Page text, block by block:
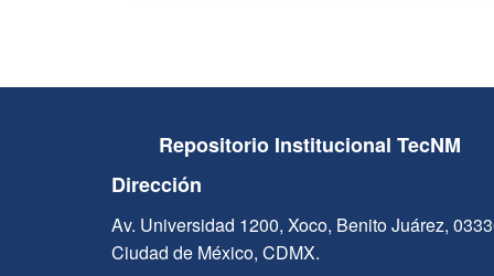
Repositorio Institucional TecNM
Dirección
Av. Universidad 1200, Xoco, Benito Juárez,
Ciudad de México, CDMX.